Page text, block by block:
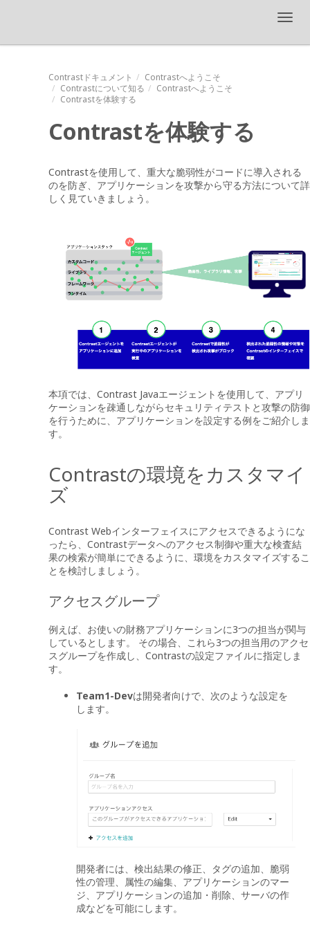
Contrastドキュメント
Contrastへようこそ
Contrastについて知る
Contrastへようこそ
Contrastを体験する
Contrastを体験する
Contrastを使用して、重大な脆弱性がコードに導入される
のを防ぎ、アプリケーションを攻撃から守る方法について詳
しく見ていきましょう。
本項では、Contrast Javaエージェントを使用して、アプリ
ケーションを疎通しながらセキュリティテストと攻撃の防御
を行うために、アプリケーションを設定する例をご紹介しま
す。
Contrastの環境をカスタマイ
ズ
Contrast Webインターフェイスにアクセスできるようにな
ったら、Contrastデータへのアクセス制御や重大な検査結
果の検索が簡単にできるように、環境をカスタマイズするこ
とを検討しましょう。
アクセスグループ
例えば、お使いの財務アプリケーションに3つの担当が関与
しているとします。 その場合、これら3つの担当用のアクセ
スグループを作成し、Contrastの設定ファイルに指定しま
す。
Team1-Devは開発者向けで、次のような設定を
します。
開発者には、検出結果の修正、タグの追加、脆弱
性の管理、属性の編集、アプリケーションのマー
ジ、アプリケーションの追加・削除、サーバの作
成などを可能にします。